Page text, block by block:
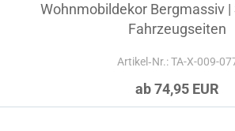
Wohnmobildekor Bergmassiv |
Fahrzeugseiten
Artikel‑Nr.: TA-X-009-
ab 74,95 EUR